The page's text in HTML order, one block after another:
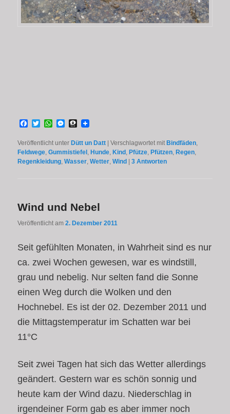
Facebook
TwitterWhatsApp
Messenger
Threema
Veröffentlicht unter Dütt un Datt |Verschlagwortet mit Bindfäden
Feldwege ,Gummistiefel ,Hunde ,Kind ,Pfütze ,Pfützen ,Regen
Regenkleidung ,Wasser ,Wetter ,Wind |3 Antworten
Wind und Nebel
Veröffentlicht am2. Dezember 2011
Seit gefühlten Monaten, in Wahrheit sind es nur
ca. zwei Wochen gewesen, war es windstill,
grau und nebelig. Nur selten fand die Sonne
einen Weg durch die Wolken und den
Hochnebel. Es ist der 02. Dezember 2011 und
die Mittagstemperatur im Schatten war bei
11°C
Seit zwei Tagen hat sich das Wetter allerdings
geändert. Gestern war es schön sonnig und
heute kam der Wind dazu. Niederschlag in
irgendeiner Form gab es aber immer noch